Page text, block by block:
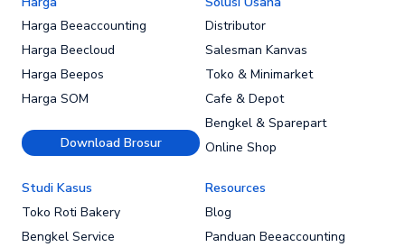
Harga Beeaccounting
Harga Beecloud
Harga Beepos
Harga SOM
Download Brosur
Distributor
Salesman Kanvas
Toko & Minimarket
Cafe & Depot
Bengkel & Sparepart
Online Shop
Studi Kasus
Toko Roti Bakery
Bengkel Service
Resources
Blog
Panduan Beeaccounting